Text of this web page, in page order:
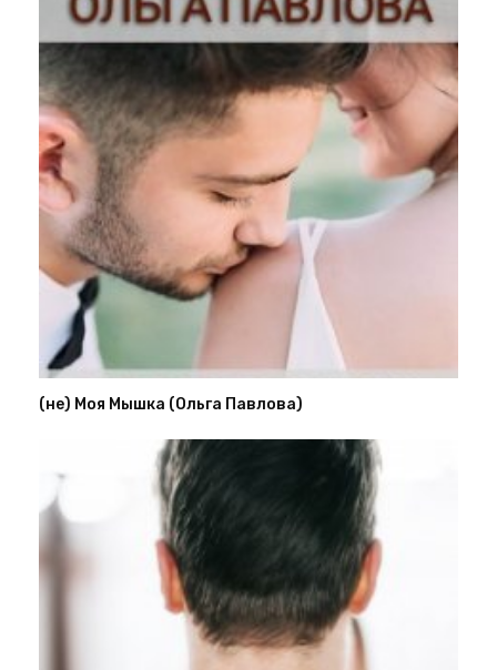
(не) Моя Мышка (Ольга Павлова)